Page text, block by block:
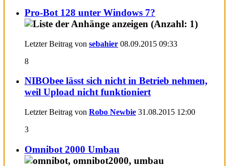
Pro-Bot 128 unter Windows 7?
Letzter Beitrag von sebahier 08.09.2015 09:33
8
NIBObee lässt sich nicht in Betrieb nehmen,
weil Upload nicht funktioniert
Letzter Beitrag von Robo Newbie 31.08.2015 12:00
3
Omnibot 2000 Umbau